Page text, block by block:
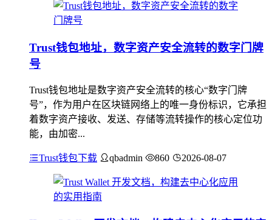
Trust钱包地址，数字资产安全流转的数字门牌
号
Trust钱包地址是数字资产安全流转的核心“数字门牌
号”，作为用户在区块链网络上的唯一身份标识，它承担
着数字资产接收、发送、存储等流转操作的核心定位功
能，由加密...
Trust钱包下载 qbadmin 860 2026-08-07